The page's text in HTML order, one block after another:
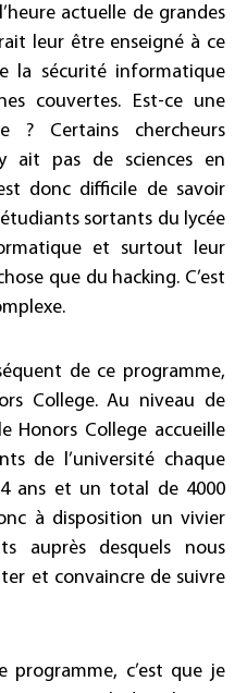
actuelle de grandes
leur être enseigné à ce
la sécurité informatique
couvertes. Est-ce une
? Certains chercheurs
ait pas de sciences en
donc difficile de savoir
sortants du lycée
et surtout leur
que du hacking. C’est
de ce programme,
College. Au niveau de
Honors College accueille
de l’université chaque
ans et un total de 4000
à disposition un vivier
auprès desquels nous
et convaincre de suivre
programme, c’est que je